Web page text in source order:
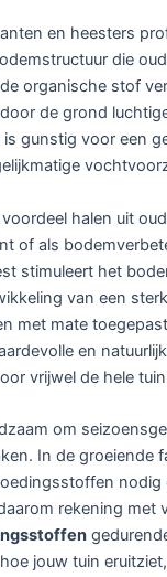
en heesters
die
organische stof
de grond
gunstig voor een
halen uit
of als
stimuleert het
van een
met mate
en
vrijwel de hele
om
In de groeiende
nodig
rekening met
jouw tuin